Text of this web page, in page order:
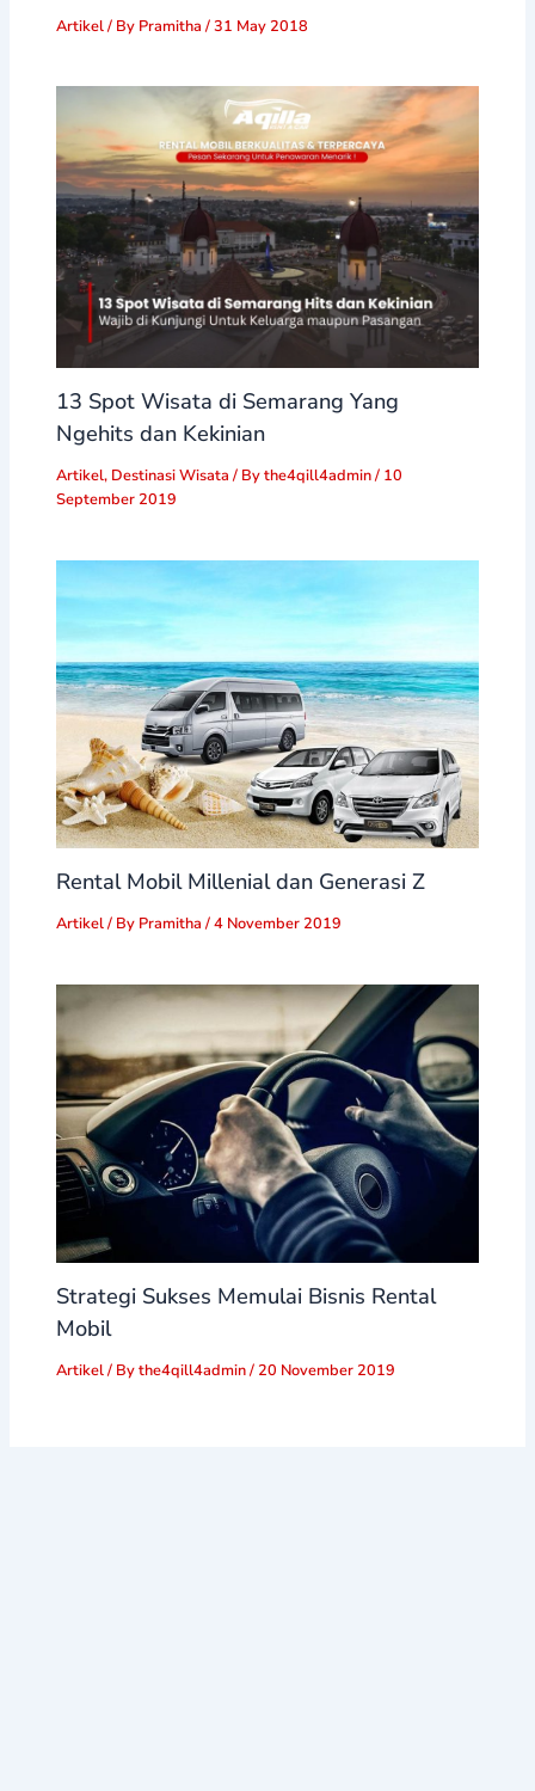
Artikel/ By Pramitha/31 May 2018
13 Spot Wisata di Semarang Yang
Ngehits dan Kekinian
Artikel, Destinasi Wisata/ Bythe4qill4admin/ 10
September 2019
Rental Mobil Millenial dan Generasi Z
Artikel/ By Pramitha/4 November 2019
Strategi Sukses Memulai Bisnis Rental
Mobil
Artikel/ Bythe4qill4admin/ 20 November 2019